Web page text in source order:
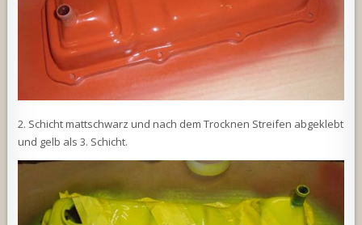
2. Schicht mattschwarz und nach dem Trocknen Streifen abgeklebt
und gelb als 3. Schicht.